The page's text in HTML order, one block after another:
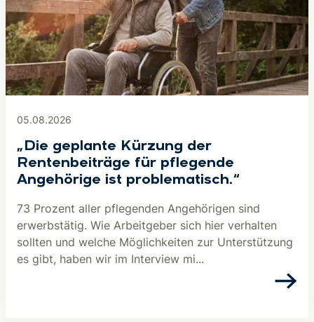
05.08.2026
„Die geplante Kürzung der
Rentenbeiträge für pflegende
Angehörige ist problematisch.“
73 Prozent aller pflegenden Angehörigen sind
erwerbstätig. Wie Arbeitgeber sich hier verhalten
sollten und welche Möglichkeiten zur Unterstützung
es gibt, haben wir im Interview mi...